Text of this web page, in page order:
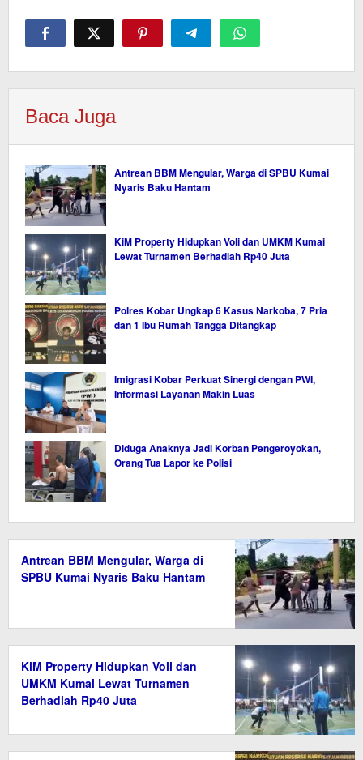
Baca Juga
Antrean BBM Mengular, Warga di SPBU Kumai
Nyaris Baku Hantam
KiM Property Hidupkan Voli dan UMKM Kumai
Lewat Turnamen Berhadiah Rp40 Juta
Polres Kobar Ungkap 6 Kasus Narkoba, 7 Pria
dan 1 Ibu Rumah Tangga Ditangkap
Imigrasi Kobar Perkuat Sinergi dengan PWI,
Informasi Layanan Makin Luas
Diduga Anaknya Jadi Korban Pengeroyokan,
Orang Tua Lapor ke Polisi
Antrean BBM Mengular, Warga di
SPBU Kumai Nyaris Baku Hantam
KiM Property Hidupkan Voli dan
UMKM Kumai Lewat Turnamen
Berhadiah Rp40 Juta